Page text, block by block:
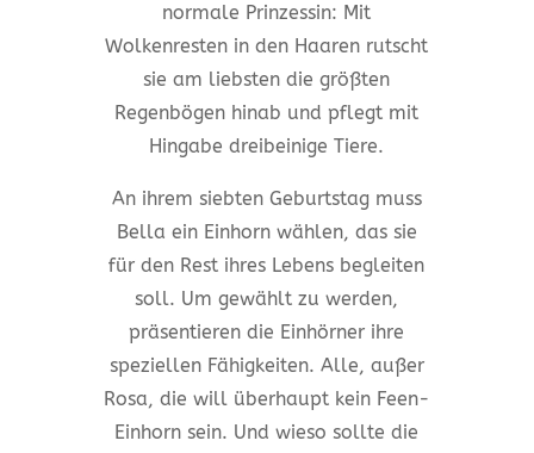
normale Prinzessin: Mit
Wolkenresten in den Haaren rutscht
sie am liebsten die größten
Regenbögen hinab und pflegt mit
Hingabe dreibeinige Tiere.
An ihrem siebten Geburtstag muss
Bella ein Einhorn wählen, das sie
für den Rest ihres Lebens begleiten
soll. Um gewählt zu werden,
präsentieren die Einhörner ihre
speziellen Fähigkeiten. Alle, außer
Rosa, die will überhaupt kein Feen-
Einhorn sein. Und wieso sollte die